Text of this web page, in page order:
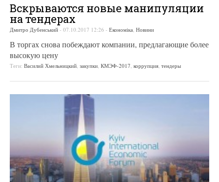
Вскрываются новые манипуляции
на тендерах
Дмитро Дубенський - 07.10.2017 12:26 - Економіка Новини
В торгах снова побеждают компании, предлагающие более
высокую цену
Теги: Василий Хмельницкий закупки КМЭФ-2017 коррупция тендеры